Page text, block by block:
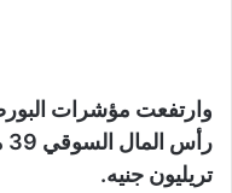
وارتفعت مؤشرات
تريليون جنيه.